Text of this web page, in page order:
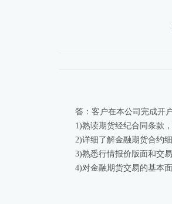
答：客户在本公司完成开
1)熟读期货经纪合同条款
2)详细了解金融期货合约
3)熟悉行情报价版面和交
4)对金融期货交易的基本